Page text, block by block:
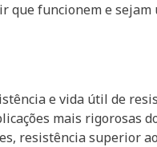
que funcionem e sejam
e vida útil de
mais rigorosas
resistência superior